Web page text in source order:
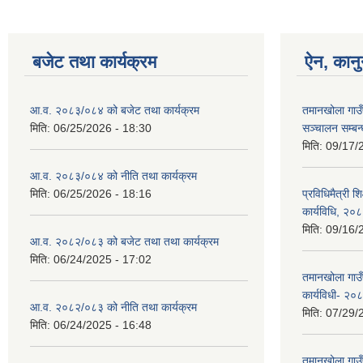
बजेट तथा कार्यक्रम
आ.व. २०८३/०८४ को बजेट तथा कार्यक्रम
मिति: 06/25/2026 - 18:30
आ.व. २०८३/०८४ को नीति तथा कार्यक्रम
मिति: 06/25/2026 - 18:16
आ.व. २०८२/०८३ को बजेट तथा तथा कार्यक्रम
मिति: 06/24/2025 - 17:02
आ.व. २०८२/०८३ को नीति तथा कार्यक्रम
मिति: 06/24/2025 - 16:48
ऐन,
तमानखोला
सञ्चालन
मिति: 09/17/
प्रविधिमैत्री
कार्यविधि,
मिति: 09/16/
तमानखोला
कार्यविधी-
मिति: 07/29/
तमानखोला